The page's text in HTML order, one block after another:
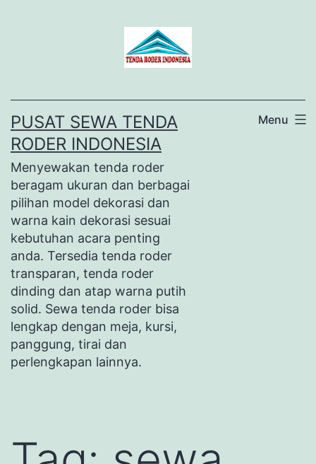
PUSAT SEWA TENDA
RODER INDONESIA
Menyewakan tenda roder
beragam ukuran dan berbagai
pilihan model dekorasi dan
warna kain dekorasi sesuai
kebutuhan acara penting
anda. Tersedia tenda roder
transparan, tenda roder
dinding dan atap warna putih
solid. Sewa tenda roder bisa
lengkap dengan meja, kursi,
panggung, tirai dan
perlengkapan lainnya.
Menu